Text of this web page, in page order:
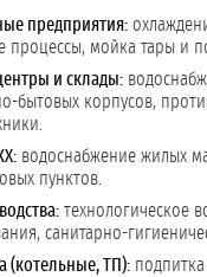
предприятия:
процессы, мойка тары и
и склады:
бытовых корпусов,
водоснабжение жилых
пунктов.
технологическое
санитарно-
(котельные, ТП):